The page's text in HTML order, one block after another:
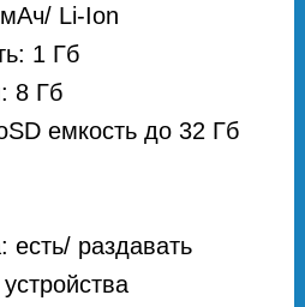
Li-Ion
1 Гб
8 Гб
емкость до 32 Гб
есть/ раздавать